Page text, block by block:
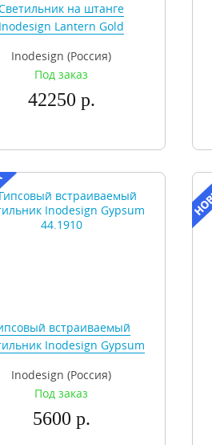
на штанге
Lantern Gold
Inodesign (Россия)
Под заказ
42250 р.
встраиваемый
Inodesign Gypsum
Inodesign (Россия)
Под заказ
5600 р.